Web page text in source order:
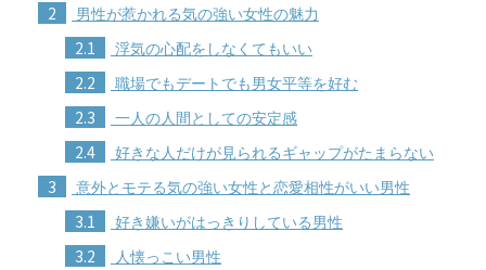
2 男性が惹かれる気の強い女性の魅力
2.1 浮気の心配をしなくてもいい
2.2 職場でもデートでも男女平等を好む
2.3 一人の人間としての安定感
2.4 好きな人だけが見られるギャップがたまらない
3 意外とモテる気の強い女性と恋愛相性がいい男性
3.1 好き嫌いがはっきりしている男性
3.2 人懐っこい男性